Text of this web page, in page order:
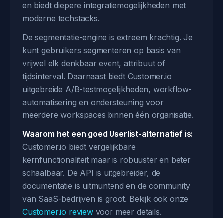
en biedt diepere integratiemogelijkheden met
moderne techstacks.
De segmentatie-engine is extreem krachtig. Je
kunt gebruikers segmenteren op basis van
vrijwel elk denkbaar event, attribuut of
tijdsinterval. Daarnaast biedt Customer.io
uitgebreide A/B-testmogelijkheden, workflow-
automatisering en ondersteuning voor
meerdere workspaces binnen één organisatie.
Waarom het een goed Userlist-alternatief is:
Customer.io biedt vergelijkbare
kernfunctionaliteit maar is robuuster en beter
schaalbaar. De API is uitgebreider, de
documentatie is uitmuntend en de community
van SaaS-bedrijven is groot. Bekijk ook onze
Customer.io reviewvoor meer details.